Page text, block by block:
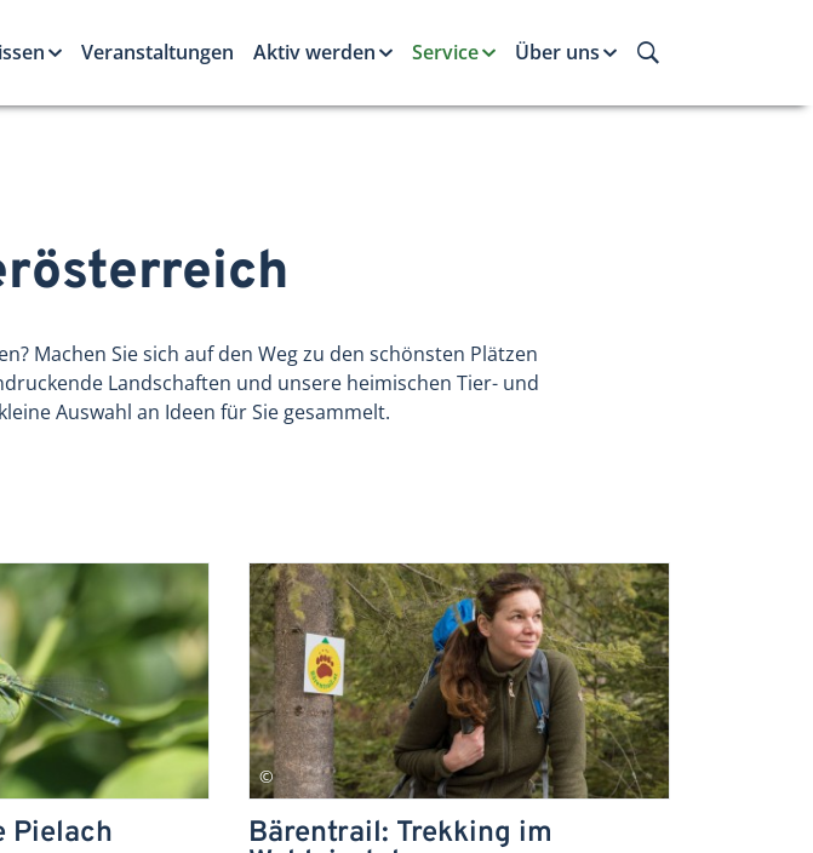
Veranstaltungen Aktiv werden Service Über uns
Machen Sie sich auf den Weg zu den schönsten Plätzen
Landschaften und unsere heimischen Tier- und
Auswahl an Ideen für Sie gesammelt.
Pielach
Bärentrail: Trekking im